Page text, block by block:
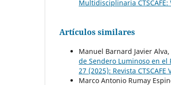
Multidisciplinaria CTSCAFE:
Artículos similares
Manuel Barnard Javier Alva,
de Sendero Luminoso en el
27 (2025): Revista
Marco Antonio Rumay